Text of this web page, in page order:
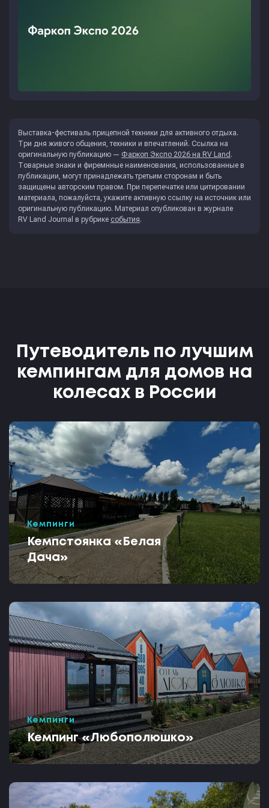
Выставка-фестиваль прицепной техники для активного отдыха.
Три дня живого общения, техники и впечатлений. Ссылка на
оригинальную публикацию — Фаркоп Экспо 2026 на RV Land .
Товарные знаки и фиремнные наименования, использованные в
публикации, могут принадлежать третьим сторонам и быть
защищены авторским правом. При перепечатке или цитировании
материала, пожалуйста, укажите активную ссылку на источник или
оригинальную публикацию. Материал опубликован в журнале
RV Land Journal в рубрике события.
Путеводитель по лучшим
кемпингам для домов на
колесах в России
Кемпинги
Кемпстоянка «Белая
Дача»
Кемпинги
Кемпинг «Любополюшко»